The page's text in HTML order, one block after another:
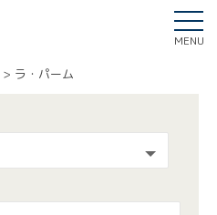
MENU
ラ・パーム